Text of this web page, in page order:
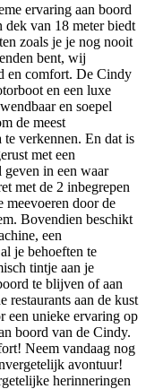
ervaring aan boord
van 18 meter biedt
zoals je je nog nooit
bent, wij
en comfort. De Cindy
en een luxe
en soepel
de meest
verkennen. En dat is
met een
geven in een waar
met de 2 inbegrepen
meevoeren door de
Bovendien beschikt
een
je behoeften te
tintje aan je
te blijven of aan
restaurants aan de kust
een unieke ervaring op
boord van de Cindy.
Neem vandaag nog
avontuur!
herinneringen